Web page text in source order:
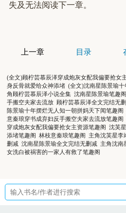
失及无法阅读下一章。
上一章 目录
(全文)顾柠芸慕辰泽穿成炮灰女配我偏要抢女
身反骨就爱给众神添堵 (全文)沈南星陈景瑜
角顾柠芸慕辰泽小说全集 沈南星陈景瑜笔趣阁
手搬空夫家去流放 顾柠芸慕辰泽全文完结无
陈景瑜十年摆烂无人知一朝拼妈天下闻笔趣阁
意秦琅穿书成弃妇反手搬空夫家去流放笔趣阁
穿成炮灰女配我偏要抢女主资源笔趣阁 沈芙
添堵笔趣阁 林枝意秦琅笔趣阁 主角沈芙星李
删减 沈南星陈景瑜全文完结无删减 主角沈南
女洗白被祸害的一家人有救了笔趣阁